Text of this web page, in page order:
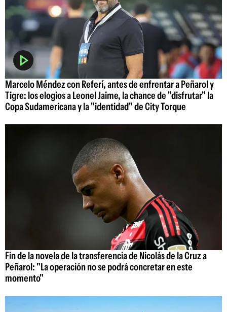
Marcelo Méndez con Referí, antes de enfrentar a Peñarol y
Tigre: los elogios a Leonel Jaime, la chance de "disfrutar" la
Copa Sudamericana y la "identidad" de City Torque
Fin de la novela de la transferencia de Nicolás de la Cruz a
Peñarol: "La operación no se podrá concretar en este
momento"